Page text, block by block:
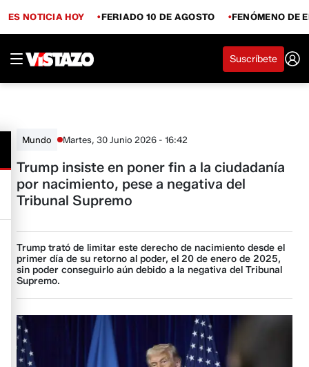
ES NOTICIA HOY FERIADO 10 DE AGOSTO FENÓMENO DE
Suscríbete
Mundo Martes, 30 Junio 2026 - 16:42
Trump insiste en poner fin a la ciudadanía
por nacimiento, pese a negativa del
Tribunal Supremo
Trump trató de limitar este derecho de nacimiento desde el
primer día de su retorno al poder, el 20 de enero de 2025,
sin poder conseguirlo aún debido a la negativa del Tribunal
Supremo.